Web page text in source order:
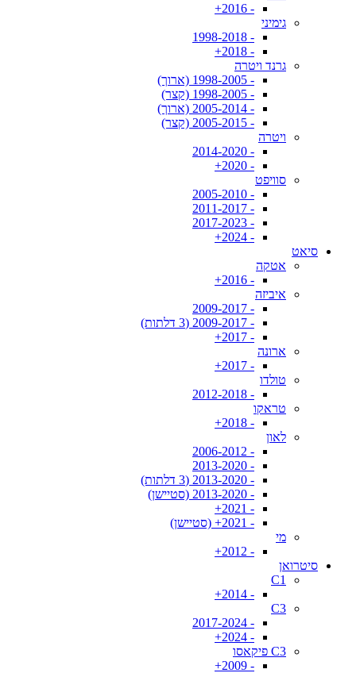
- 2016+
גימיני
- 1998-2018
- 2018+
גרנד ויטרה
- 1998-2005 (ארוך)
- 1998-2005 (קצר)
- 2005-2014 (ארוך)
- 2005-2015 (קצר)
ויטרה
- 2014-2020
- 2020+
סוויפט
- 2005-2010
- 2011-2017
- 2017-2023
- 2024+
סיאט
אטקה
- 2016+
איביזה
- 2009-2017
- 2009-2017 (3 דלתות)
- 2017+
ארונה
- 2017+
טולדו
- 2012-2018
טראקו
- 2018+
לאון
- 2006-2012
- 2013-2020
- 2013-2020 (3 דלתות)
- 2013-2020 (סטיישן)
- 2021+
- 2021+ (סטיישן)
מי
- 2012+
סיטרואן
C1
- 2014+
C3
- 2017-2024
- 2024+
C3 פיקאסו
- 2009+